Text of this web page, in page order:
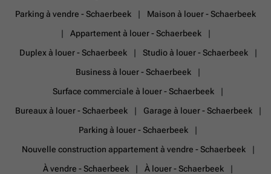
Parking à vendre - Schaerbeek
Maison à louer - Schaerbeek
Appartement à louer - Schaerbeek
Duplex à louer - Schaerbeek
Studio à louer - Schaerbeek
Business à louer - Schaerbeek
Surface commerciale à louer - Schaerbeek
Bureaux à louer - Schaerbeek
Garage à louer - Schaerbeek
Parking à louer - Schaerbeek
Nouvelle construction appartement à vendre - Schaerbeek
À vendre - Schaerbeek
À louer - Schaerbeek